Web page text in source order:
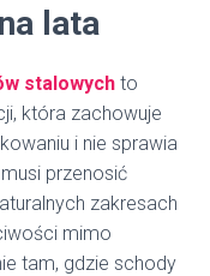
lata
stalowych to
która zachowuje
i nie sprawia
przenosić
zakresach
mimo
tam, gdzie schody